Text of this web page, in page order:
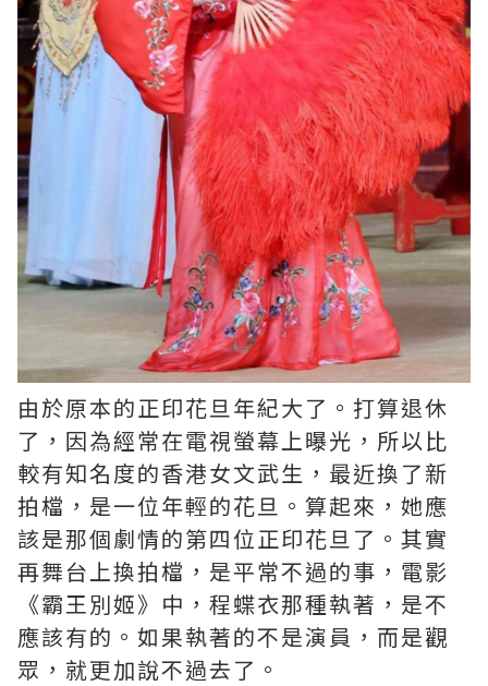
由於原本的正印花旦年紀大了。打算退休
了，因為經常在電視螢幕上曝光，所以比
較有知名度的香港女文武生，最近換了新
拍檔，是一位年輕的花旦。算起來，她應
該是那個劇情的第四位正印花旦了。其實
再舞台上換拍檔，是平常不過的事，電影
《霸王別姬》中，程蝶衣那種執著，是不
應該有的。如果執著的不是演員，而是觀
眾，就更加說不過去了。